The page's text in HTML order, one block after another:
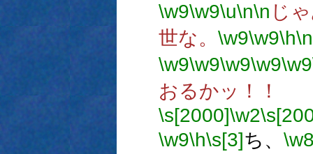
\w9\w9\u\n\n じ
世な。 \w9\w9\h\n
\w9\w9\w9\w9\w9
おるかッ！！
\s[2000]\w2
\w9\h\s[3]ち、